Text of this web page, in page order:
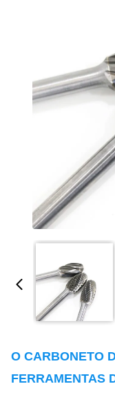
O CARBONETO
FERRAMENTAS